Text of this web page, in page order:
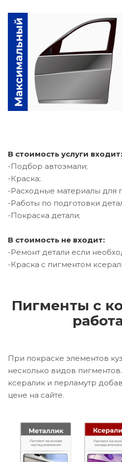
В стоимость услуги входит:
-Подбор автоэмали;
-Краска;
-Расходные материалы для
-Работы по подготовки
-Покраска детали;
В стоимость не входит:
-Ремонт детали если
-Краска с пигментом
Пигменты с
При покраске элементов
несколько видов
ксералик и перламутр
цене на сайте.